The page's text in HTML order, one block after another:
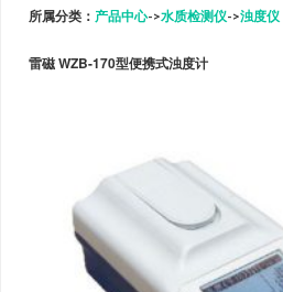
所属分类： 产品中心->水质检测仪->浊度仪
雷磁 WZB-170型便携式浊度计